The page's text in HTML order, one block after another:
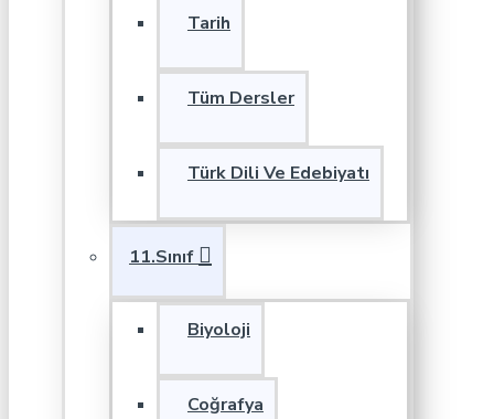
Tarih
Tüm Dersler
Türk Dili Ve Edebiyatı
11.Sınıf
Biyoloji
Coğrafya